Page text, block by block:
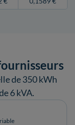
de 350 kWh
6 kVA.